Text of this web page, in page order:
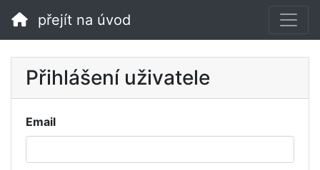
přejít na úvod
Přihlášení uživatele
Email